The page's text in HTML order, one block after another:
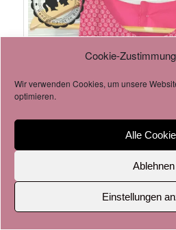
Cookie-
Wir verwenden Cookies, um unsere
optimieren.
Alle
Ablehnen
Einstellungen